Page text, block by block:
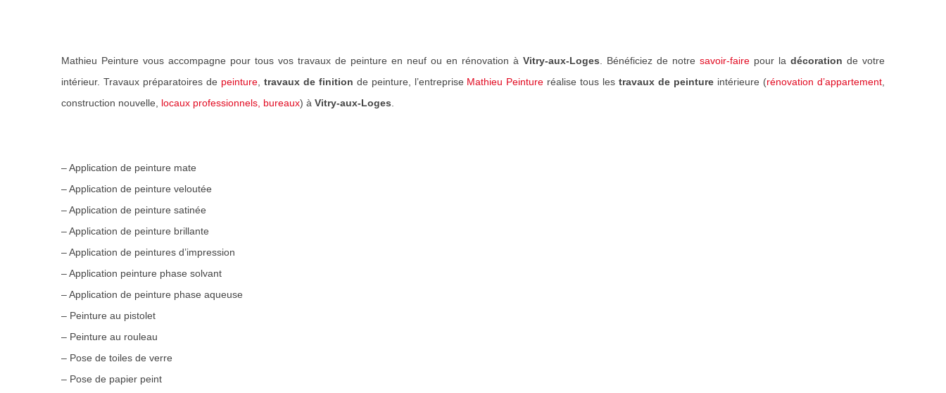
Mathieu Peinture vous accompagne pour tous vos travaux de peinture en neuf ou en rénovation à Vitry-aux-Loges . Bénéficiez de notre savoir-faire pour la décoration de votre
intérieur. Travaux préparatoires de peinture, travaux de finition de peinture, l’entreprise Mathieu Peinture réalise tous lestravaux de peinture intérieure (rénovation d’appartement
construction nouvelle, locaux professionnels, bureaux) à Vitry-aux-Loges
– Application de peinture mate
– Application de peinture veloutée
– Application de peinture satinée
– Application de peinture brillante
– Application de peintures d’impression
– Application peinture phase solvant
– Application de peinture phase aqueuse
– Peinture au pistolet
– Peinture au rouleau
– Pose de toiles de verre
– Pose de papier peint